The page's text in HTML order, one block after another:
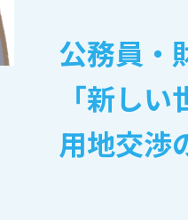
公務員・
「新しい
用地交渉